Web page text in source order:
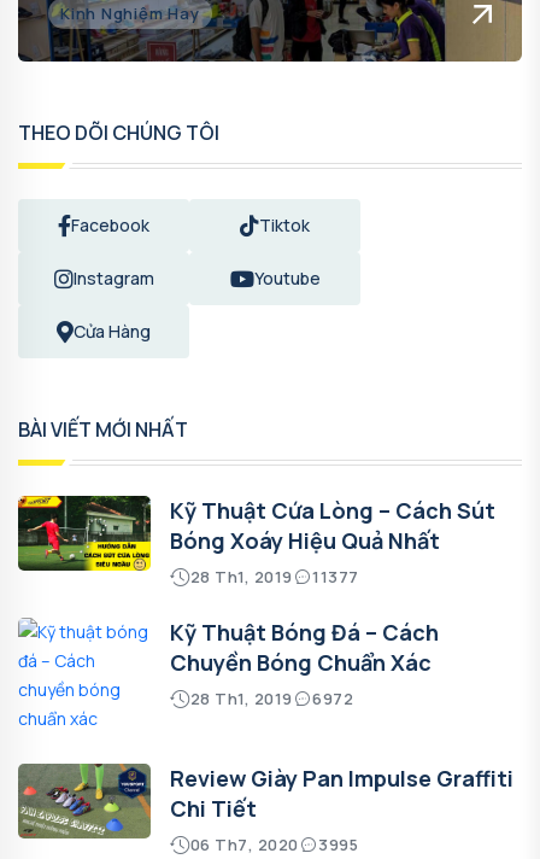
Kinh Nghiệm Hay
THEO DÕI CHÚNG TÔI
Facebook Tiktok
Instagram Youtube
Cửa Hàng
BÀI VIẾT MỚI NHẤT
Kỹ Thuật Cứa Lòng – Cách Sút
Bóng Xoáy Hiệu Quả Nhất
28 Th1, 2019 11377
Kỹ Thuật Bóng Đá – Cách
Chuyền Bóng Chuẩn Xác
28 Th1, 2019 6972
Review Giày Pan Impulse Graffiti
Chi Tiết
06 Th7, 2020 3995